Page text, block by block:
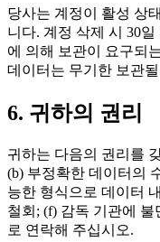
당사는 계정이 활성 상
니다. 계정 삭제 시 30
에 의해 보관이 요구되
데이터는 무기한 보관
6. 귀하의 권리
귀하는 다음의 권리를
(b) 부정확한 데이터의
능한 형식으로 데이터
철회; (f) 감독 기관에
로 연락해 주십시오.